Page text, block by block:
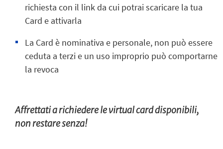
richiesta con il link da cui potrai scaricare la tua
Card e attivarla
La Card è nominativa e personale, non può essere
ceduta a terzi e un uso improprio può comportarne
la revoca
Affrettati a richiedere le virtual card disponibili,
non restare senza!